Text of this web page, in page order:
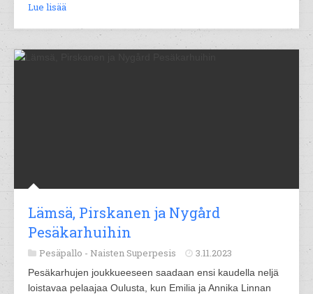
Lue lisää
Lämsä, Pirskanen ja Nygård
Pesäkarhuihin
Pesäpallo - Naisten Superpesis 3.11.2023
Pesäkarhujen joukkueeseen saadaan ensi kaudella neljä
loistavaa pelaajaa Oulusta, kun Emilia ja Annika Linnan